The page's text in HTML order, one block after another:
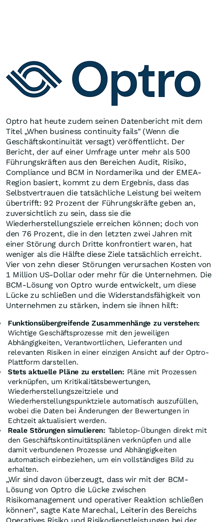
Optro hat heute zudem seinen Datenbericht mit dem
Titel „When business continuity fails" (Wenn die
Geschäftskontinuität versagt) veröffentlicht. Der
Bericht, der auf einer Umfrage unter mehr als 500
Führungskräften aus den Bereichen Audit, Risiko,
Compliance und BCM in Nordamerika und der EMEA-
Region basiert, kommt zu dem Ergebnis, dass das
Selbstvertrauen die tatsächliche Leistung bei weitem
übertrifft: 92 Prozent der Führungskräfte geben an,
zuversichtlich zu sein, dass sie die
Wiederherstellungsziele erreichen können; doch von
den 76 Prozent, die in den letzten zwei Jahren mit
einer Störung durch Dritte konfrontiert waren, hat
weniger als die Hälfte diese Ziele tatsächlich erreicht.
Vier von zehn dieser Störungen verursachen Kosten von
1 Million US-Dollar oder mehr für die Unternehmen. Die
BCM-Lösung von Optro wurde entwickelt, um diese
Lücke zu schließen und die Widerstandsfähigkeit von
Unternehmen zu stärken, indem sie ihnen hilft:
Funktionsübergreifende Zusammenhänge zu verstehen:
Wichtige Geschäftsprozesse mit den jeweiligen
Abhängigkeiten, Verantwortlichen, Lieferanten und
relevanten Risiken in einer einzigen Ansicht auf der Optro-
Plattform darstellen.
Stets aktuelle Pläne zu erstellen: Pläne mit Prozessen
verknüpfen, um Kritikalitätsbewertungen,
Wiederherstellungszeitziele und
Wiederherstellungspunktziele automatisch auszufüllen,
wobei die Daten bei Änderungen der Bewertungen in
Echtzeit aktualisiert werden.
Reale Störungen simulieren: Tabletop-Übungen direkt mit
den Geschäftskontinuitätsplänen verknüpfen und alle
damit verbundenen Prozesse und Abhängigkeiten
automatisch einbeziehen, um ein vollständiges Bild zu
erhalten.
„Wir sind davon überzeugt, dass wir mit der BCM-
Lösung von Optro die Lücke zwischen
Risikomanagement und operativer Reaktion schließen
können", sagte Kate Marechal, Leiterin des Bereichs